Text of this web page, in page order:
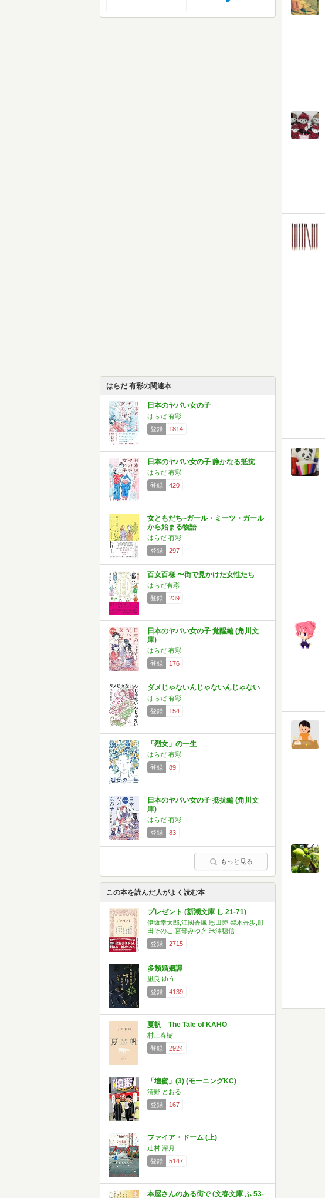
はらだ 有彩の関連本
日本のヤバい女の子
はらだ 有彩
登録
1814
日本のヤバい女の子 静かなる抵抗
はらだ 有彩
登録
420
女ともだち~ガール・ミーツ・ガール
から始まる物語
はらだ 有彩
登録
297
百女百様 〜街で見かけた女性たち
はらだ有彩
登録
239
日本のヤバい女の子 覚醒編 (角川文
庫)
はらだ 有彩
登録
176
ダメじゃないんじゃないんじゃない
はらだ 有彩
登録
154
「烈女」の一生
はらだ 有彩
登録
89
日本のヤバい女の子 抵抗編 (角川文
庫)
はらだ 有彩
登録
83
もっと見る
この本を読んだ人がよく読む本
プレゼント (新潮文庫 し 21-71)
伊坂幸太郎,江國香織,恩田陸,梨木香歩,町
田そのこ,宮部みゆき,米澤穂信
登録
2715
多類婚姻譚
凪良 ゆう
登録
4139
夏帆 The Tale of KAHO
村上春樹
登録
2924
「壇蜜」(3) (モーニングKC)
清野 とおる
登録
167
ファイア・ドーム (上)
辻村 深月
登録
5147
本屋さんのある街で (文春文庫 ふ 53-